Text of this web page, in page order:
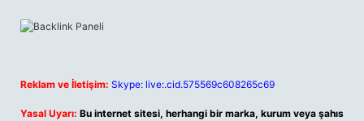
Reklam ve İletişim: Skype: live:.cid.575569c608265c69
Yasal Uyarı: Bu internet sitesi, herhangi bir marka, kurum veya şahıs